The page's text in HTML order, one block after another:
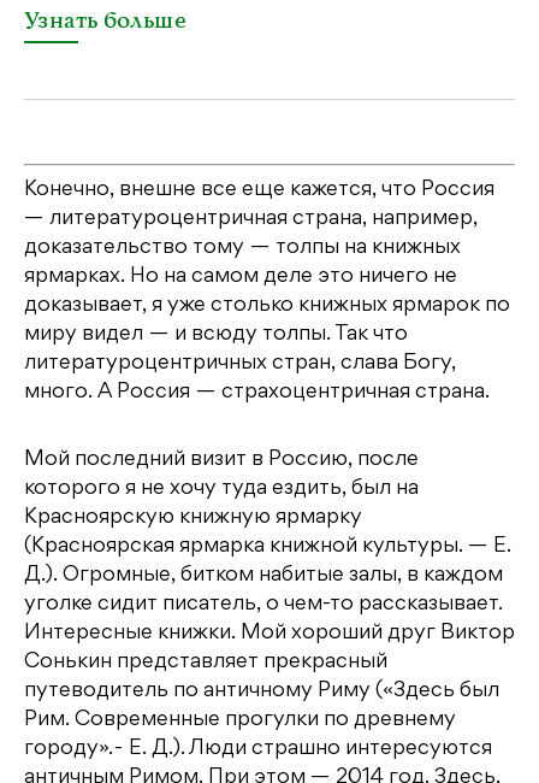
Узнать больше
Конечно, внешне все еще кажется, что Россия
— литературоцентричная страна, например,
доказательство тому — толпы на книжных
ярмарках. Но на самом деле это ничего не
доказывает, я уже столько книжных ярмарок по
миру видел — и всюду толпы. Так что
литературоцентричных стран, слава Богу,
много. А Россия — страхоцентричная страна.
Мой последний визит в Россию, после
которого я не хочу туда ездить, был на
Красноярскую книжную ярмарку
(Красноярская ярмарка книжной культуры. — Е.
Д.). Огромные, битком набитые залы, в каждом
уголке сидит писатель, о чем-то рассказывает.
Интересные книжки. Мой хороший друг Виктор
Сонькин представляет прекрасный
путеводитель по античному Риму («Здесь был
Рим. Современные прогулки по древнему
городу». - Е. Д.). Люди страшно интересуются
античным Римом. При этом — 2014 год. Здесь,